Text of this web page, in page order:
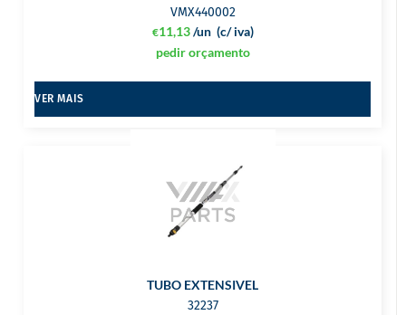
VMX440002
€11,13 (c/ iva)
/un
pedir orçamento
VER MAIS
TUBO EXTENSIVEL
32237